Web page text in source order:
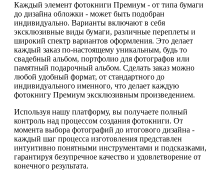
Каждый элемент фотокниги Премиум - от типа бумаги
до дизайна обложки - может быть подобран
индивидуально. Варианты включают в себя
эксклюзивные виды бумаги, различные переплеты и
широкий спектр вариантов оформления. Это делает
каждый заказ по-настоящему уникальным, будь то
свадебный альбом, портфолио для фотографов или
памятный подарочный альбом. Сделать заказ можно
любой удобный формат, от стандартного до
индивидуального именного, что делает каждую
фотокнигу Премиум эксклюзивным произведением.
Используя нашу платформу, вы получаете полный
контроль над процессом создания фотокниги. От
момента выбора фотографий до итогового дизайна -
каждый шаг процесса изготовления представлен
интуитивно понятными инструментами и подсказками,
гарантируя безупречное качество и удовлетворение от
конечного результата.